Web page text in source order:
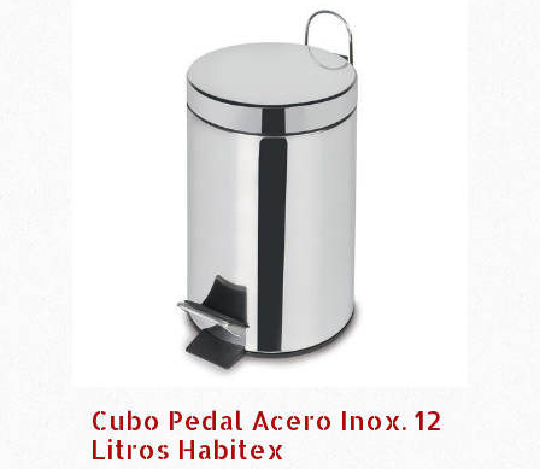
Cubo Pedal Acero Inox. 12
Litros Habitex